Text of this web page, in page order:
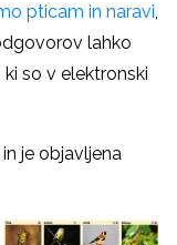
pticam in naravi,
lahko
so v elektronski
je objavljena